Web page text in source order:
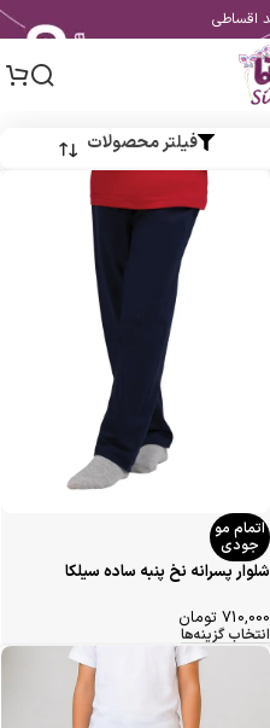
اقساطی
فیلتر محصولات
اتمام مو
جودی
شلوار پسرانه نخ پنبه ساده سیلکا
710,000 تومان
انتخاب گزینه‌ها